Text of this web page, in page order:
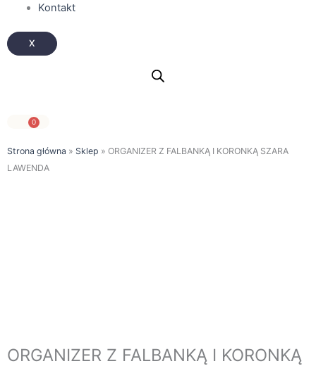
Kontakt
X
0
Wózek
Strona główna » Sklep » ORGANIZER Z FALBANKĄ I KORONKĄ SZARA
LAWENDA
ORGANIZER Z FALBANKĄ I KORONKĄ